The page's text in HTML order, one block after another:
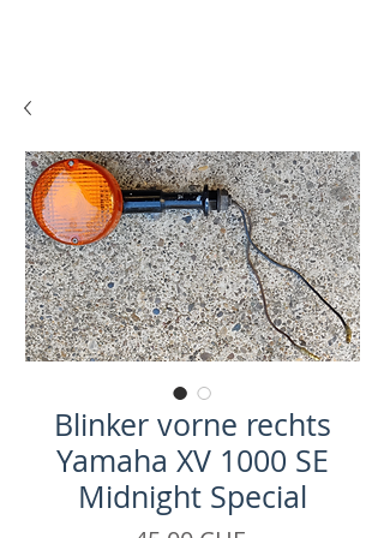
Blinker vorne rechts
Yamaha XV 1000 SE
Midnight Special